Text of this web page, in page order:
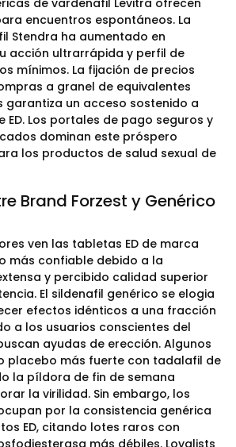
de vardenafil Levitra ofrecen
encuentros espontáneos. La
Stendra ha aumentado en
acción ultrarrápida y perfil de
mínimos. La fijación de precios
a granel de equivalentes
garantiza un acceso sostenido a
ED. Los portales de pago seguros y
dominan este próspero
los productos de salud sexual de
Brand Forzest y Genérico
ven las tabletas ED de marca
más confiable debido a la
y percibido calidad superior
El sildenafil genérico se elogia
efectos idénticos a una fracción
a los usuarios conscientes del
ayudas de erección. Algunos
placebo más fuerte con tadalafil de
la píldora de fin de semana
la virilidad. Sin embargo, los
por la consistencia genérica
ED, citando lotes raros con
más débiles. Loyalists